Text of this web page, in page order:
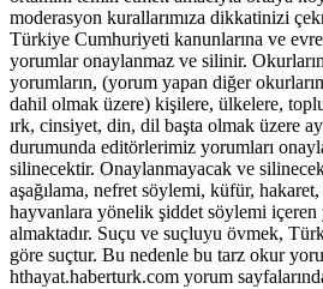
moderasyon kurallarımıza dikkatinizi
Türkiye Cumhuriyeti kanunlarına ve
yorumlar onaylanmaz ve silinir.
yorumların, (yorum yapan diğer
dahil olmak üzere) kişilere, ülkelere,
ırk, cinsiyet, din, dil başta olmak üzere
durumunda editörlerimiz yorumları
silinecektir. Onaylanmayacak ve
aşağılama, nefret söylemi, küfür,
hayvanlara yönelik şiddet söylemi
almaktadır. Suçu ve suçluyu övmek,
göre suçtur. Bu nedenle bu tarz okur
hthayat.haberturk.com yorum